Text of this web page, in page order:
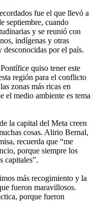
fue el que llevó a
septiembre, cuando
y se reunió con
indígenas y otras
desconocidas por el país.
quiso tener este
región para el conflicto
zonas más ricas en
el medio ambiente es tema
la capital del Meta creen
cosas. Alirio Bernal,
recuerda que “me
porque siempre los
capitales”.
más recogimiento y la
fueron maravillosos.
porque fueron